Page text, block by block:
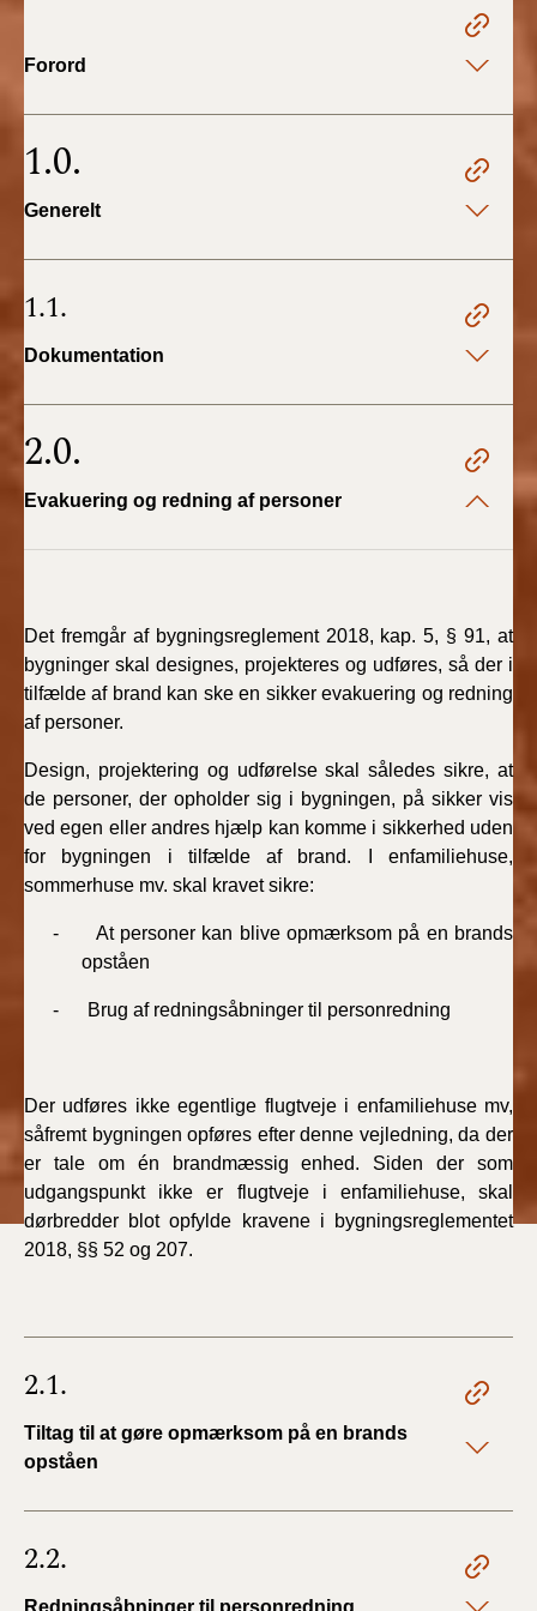
BR18 (1/1 - 30/6
2021)
2021)
2020)
BR18 (10/3-30/6
BR18 (1/1-9/3 2020)
BR18 (4/7-31/12
BR18 (1/1-4/7 2019)
BR18 (1/7-31/12
2018)
BR18 (1/1-30/6
2018)
BR15 (2015-2018)
Tidligere BR (1961-
2010)
Forord
1.0.
Generelt
1.1.
Dokumentation
2.0.
Evakuering og redning af personer
Det fremgår af bygningsreglement 2018, kap. 5, § 91, at
bygninger skal designes, projekteres og udføres, så der i
tilfælde af brand kan ske en sikker evakuering og redning
af personer.
Design, projektering og udførelse skal således sikre, at
de personer, der opholder sig i bygningen, på sikker vis
ved egen eller andres hjælp kan komme i sikkerhed uden
for bygningen i tilfælde af brand. I enfamiliehuse,
sommerhuse mv. skal kravet sikre:
- At personer kan blive opmærksom på en brands
opståen
- Brug af redningsåbninger til personredning
Der udføres ikke egentlige flugtveje i enfamiliehuse mv,
såfremt bygningen opføres efter denne vejledning, da der
er tale om én brandmæssig enhed. Siden der som
udgangspunkt ikke er flugtveje i enfamiliehuse, skal
dørbredder blot opfylde kravene i bygningsreglementet
2018, §§ 52 og 207.
2.1.
Tiltag til at gøre opmærksom på en brands
opståen
2.2.
Redningsåbninger til personredning